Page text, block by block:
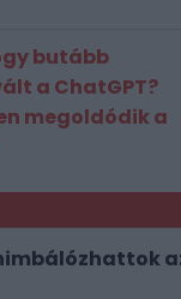
butább
a ChatGPT?
megoldódik a